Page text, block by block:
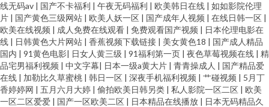
线无码av | 国产不卡福利 | 午夜无码福利 | 欧美韩日在线 | 如如影院伦理
片 | 国产黄色三级网站 | 欧美人妖一区 | 国产成年人视频 | 在线日韩一区 |
欧美在线视频 | 成人免费在线观看 | 免费观看国产视频 | 日本伦理电影在
线 | 日韩黄色大片网站 | 香蕉视频下载链接 | 美女黄色18 | 国产成人精品
国内 | 91黄色电影| 日女人黄三级 | 91福利第一页 | 夜色草莓视频在线 | 精
品宅男福利视频 | 中文字幕| 日本一级a黄大片 | 青青操成人 | 国产精品爱
在线 | 加勒比久草蜜桃 | 韩日一区 | 深夜手机福利视频 | 艹碰视频 | 5月丁
香婷婷网 | 五月六月大婷 | 偷拍欧美日韩另类 | 私人影院一区二区 | 欧美
一区二区爱爱 | 国产一区欧美二区 | 日本精品在线播放 | 日本无码精品久